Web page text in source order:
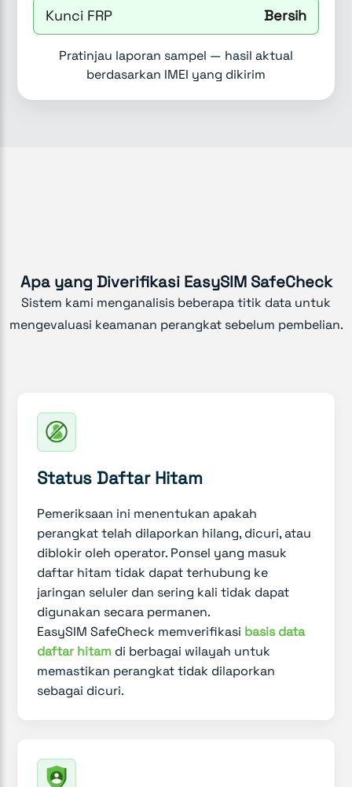
Kunci FRP Bersih
Pratinjau laporan sampel — hasil aktual
berdasarkan IMEI yang dikirim
Apa yang Diverifikasi EasySIM SafeCheck
Sistem kami menganalisis beberapa titik data untuk
mengevaluasi keamanan perangkat sebelum pembelian.
Status Daftar Hitam
Pemeriksaan ini menentukan apakah
perangkat telah dilaporkan hilang, dicuri, atau
diblokir oleh operator. Ponsel yang masuk
daftar hitam tidak dapat terhubung ke
jaringan seluler dan sering kali tidak dapat
digunakan secara permanen.
EasySIM SafeCheck memverifikasi basis data
daftar hitam di berbagai wilayah untuk
memastikan perangkat tidak dilaporkan
sebagai dicuri.